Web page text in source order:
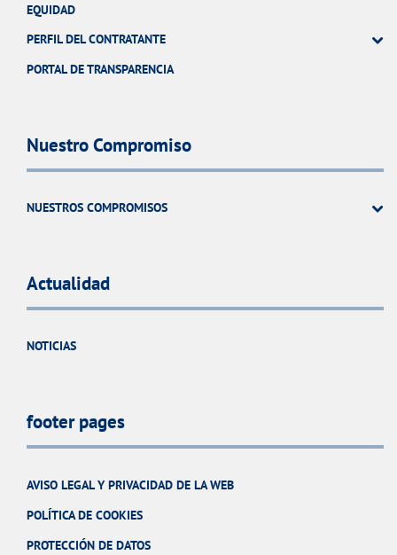
EQUIDAD
PERFIL DEL CONTRATANTE
PORTAL DE TRANSPARENCIA
Nuestro Compromiso
NUESTROS COMPROMISOS
Actualidad
NOTICIAS
footer pages
AVISO LEGAL Y PRIVACIDAD DE LA WEB
POLÍTICA DE COOKIES
PROTECCIÓN DE DATOS